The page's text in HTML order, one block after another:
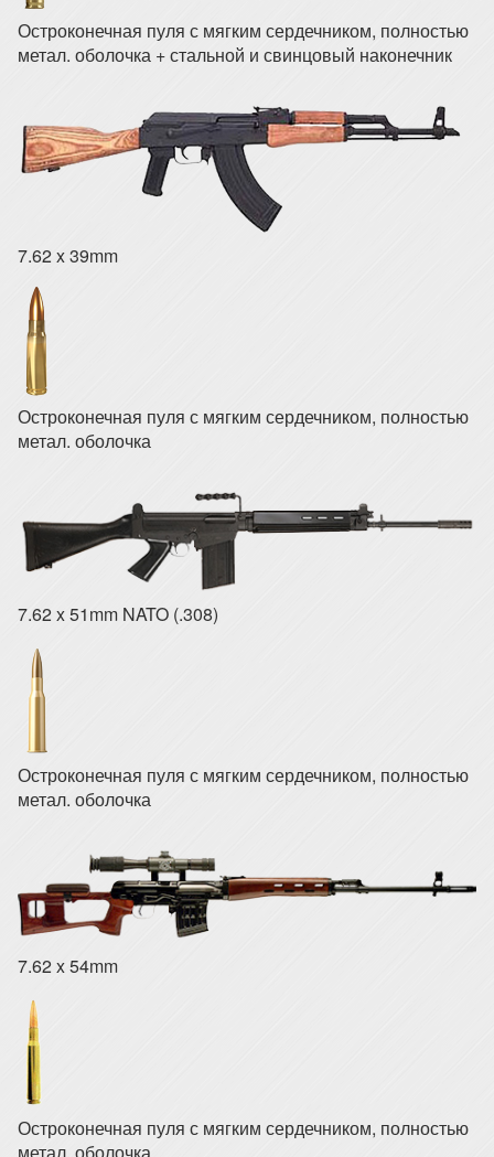
Остроконечная пуля с мягким сердечником, полностью
метал. оболочка + стальной и свинцовый наконечник
7.62 x 39mm
Остроконечная пуля с мягким сердечником, полностью
метал. оболочка
7.62 x 51mm NATO (.308)
Остроконечная пуля с мягким сердечником, полностью
метал. оболочка
7.62 x 54mm
Остроконечная пуля с мягким сердечником, полностью